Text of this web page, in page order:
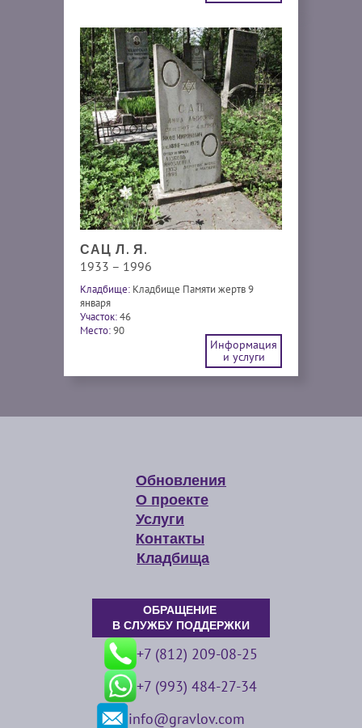
САЦ Л. Я.
1933 – 1996
Кладбище: Кладбище Памяти жертв 9
января
Участок:46
Место:90
Информация
и услуги
Обновления
О проекте
Услуги
Контакты
Кладбища
ОБРАЩЕНИЕ
В СЛУЖБУ ПОДДЕРЖКИ
+7 (812) 209-08-25
+7 (993) 484-27-34
info@gravlov.com